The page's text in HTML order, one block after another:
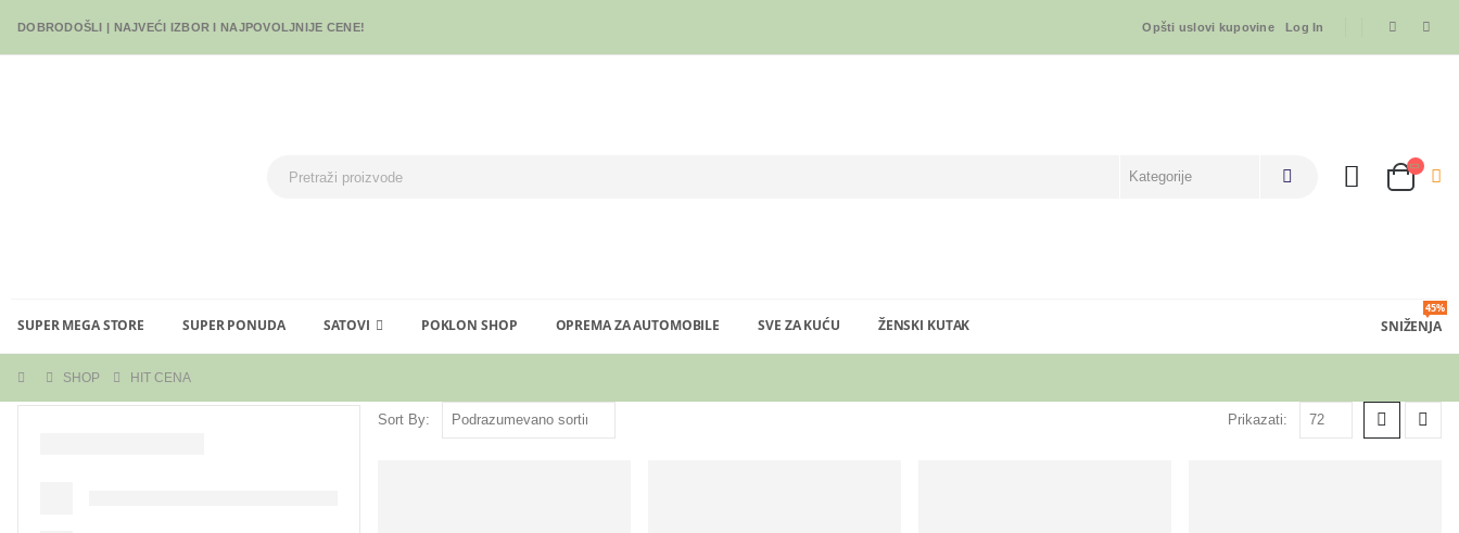
DOBRODOŠLI | NAJVEĆI IZBOR I NAJPOVOLJNIJE CENE! Opšti uslovi kupovine Log In
SUPER MEGA STORE SUPER PONUDA SATOVI POKLON SHOP OPREMA ZA AUTOMOBILE SVE ZA KUĆU ŽENSKI KUTAK SNIŽENJA
45%
SHOP HIT CENA
Sort By: Prikazati: